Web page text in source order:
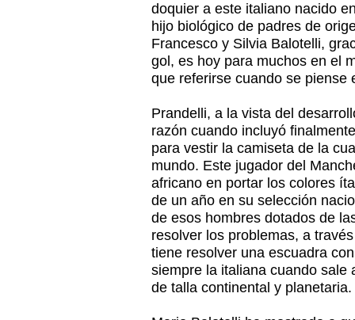
doquier a este italiano nacido
hijo biológico de padres de
Francesco y Silvia Balotelli,
gol, es hoy para muchos en el
que referirse cuando se piense
Prandelli, a la vista del
razón cuando incluyó
para vestir la camiseta de la
mundo. Este jugador del
africano en portar los colores
de un año en su selección
de esos hombres dotados de
resolver los problemas, a
tiene resolver una escuadra
siempre la italiana cuando sale
de talla continental y planetaria.